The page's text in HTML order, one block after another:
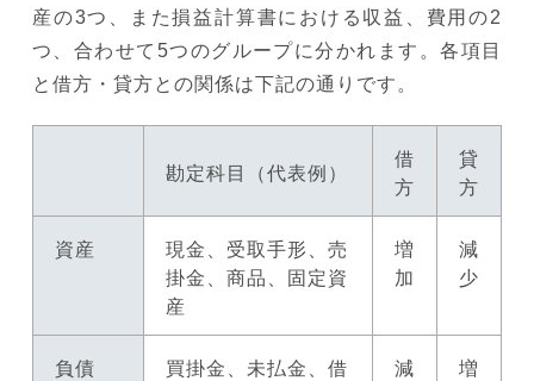
産の3つ、また損益計算書における収益、費用の2
つ、合わせて5つのグループに分かれます。各項目
と借方・貸方との関係は下記の通りです。
勘定科目（代表例）
借
方
貸
方
資産
現金、受取手形、売
掛金、商品、固定資
産
増
加
減
少
負債
買掛金、未払金、借
減
増